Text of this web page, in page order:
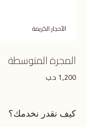
الأحجار الكريمة
المجرة المتوسطة
1,200 د.ب
كيف نقدر نخدمك؟